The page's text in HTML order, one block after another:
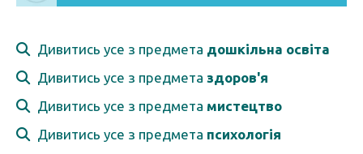
Дивитись усе з предмета дошкільна освіта
Дивитись усе з предмета здоров'я
Дивитись усе з предмета мистецтво
Дивитись усе з предмета психологія